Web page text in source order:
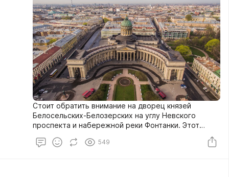
Стоит обратить внимание на дворец князей
Белосельских-Белозерских на углу Невского
проспекта и набережной реки Фонтанки. Этот
дворец был построен в 1848 году в стиле барокко
XVIII века. Многие современники были восхищены
549